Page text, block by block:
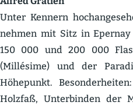
Unter Kennern
nehmen mit Sitz in
150 000 und 200 000
(Millésime) und der
Höhepunkt.
Holzfaß, Unter­binden der